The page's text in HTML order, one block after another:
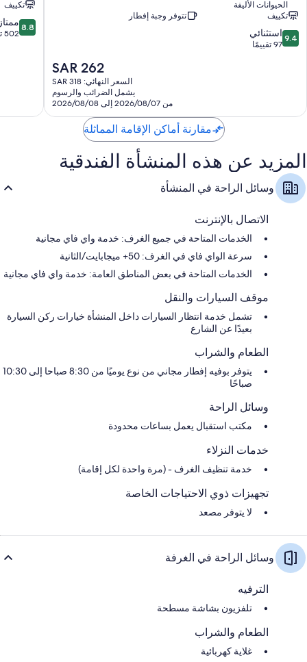
القديمة
الحيوانات الأليفة
تكييف
تتوفر وجبة إفطار
9.4
من
9.4 استثنائي
97 تقييمًا
السعر
الحالي
هو
SAR
262
SAR 262
السعر النهائي: SAR 318
يشمل الضرائب والرسوم
من 2026/08/07 إلى 2026/08/08
مدينة
كاتانيا
تكييف
8.8
من
8.8
502 تقييم
مقارنة أماكن الإقامة المماثلة
المزيد عن هذه المنشأة الفندقية
وسائل الراحة في المنشأة
الاتصال بالإنترنت
الخدمات المتاحة في جميع الغرف: خدمة واي فاي مجانية
سرعة الواي فاي في الغرف: 50+ ميجابايت/الثانية
الخدمات المتاحة في بعض المناطق العامة: خدمة واي فاي مجانية
موقف السيارات والنقل
تشمل خدمة انتظار السيارات داخل المنشأة خيارات ركن السيارة
بعيدًا عن الشارع
الطعام والشراب
يتوفر بوفيه إفطار مجاني من نوع يوميًا من 8:30 صباحا إلى 10:30
صباحًا
وسائل الراحة
مكتب استقبال يعمل بساعات محدودة
خدمات النزلاء
خدمة تنظيف الغرف - (مرة واحدة لكل إقامة)
تجهيزات ذوي الاحتياجات الخاصة
لا يتوفر مصعد
وسائل الراحة في الغرفة
الترفيه
تلفزيون بشاشة مسطحة
الطعام والشراب
غلاية كهربائية